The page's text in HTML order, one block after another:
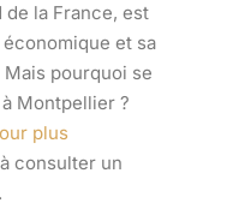
la France, est
et sa
pourquoi se
Montpellier ?
plus
consulter un